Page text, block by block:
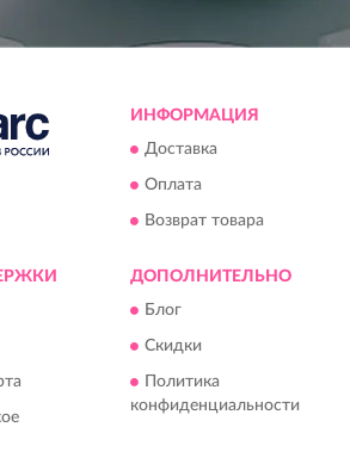
ИНФОРМАЦИЯ
Доставка
Оплата
Возврат товара
ДОПОЛНИТЕЛЬНО
Блог
Скидки
Политика
конфиденциальности